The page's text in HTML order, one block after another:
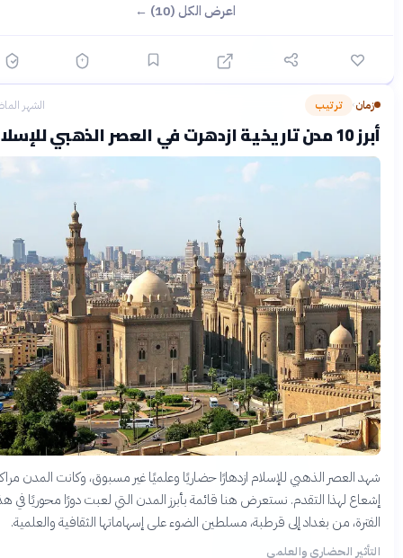
اعرض الكل (10) ←
زمان› ترتيب الشهر الماضي
ازدهرت في العصر الذهبي للإسلام
العصر الذهبي للإسلام ازدهارًا حضاريًا وعلميًا غير مسبوق، وكانت المدن مراكز
لهذا التقدم. نستعرض هنا قائمة بأبرز المدن التي لعبت دورًا محوريًا في هذه
من بغداد إلى قرطبة، مسلطين الضوء على إسهاماتها الثقافية والعلمية.
الحضاري والعلمي